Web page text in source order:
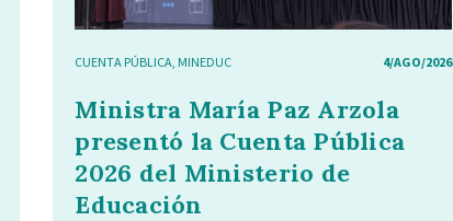
CUENTA PÚBLICA, MINEDUC 4/AGO/2026
Ministra María Paz Arzola
presentó la Cuenta Pública
2026 del Ministerio de
Educación